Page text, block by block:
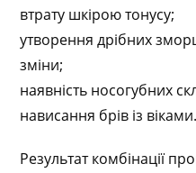
втрату шкірою тонусу;
утворення дрібних
зміни;
наявність носогубних
нависання брів із віками.
Результат комбінації